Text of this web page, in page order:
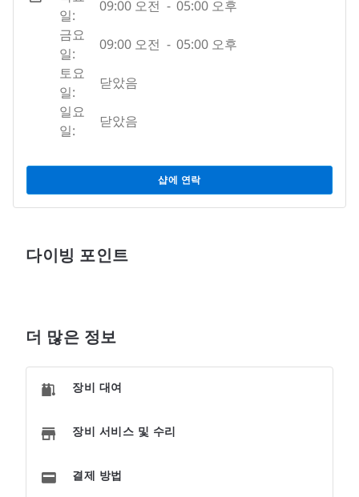
일:
09:00 오전 - 05:00 오후
금요
일:
09:00 오전 - 05:00 오후
토요
일:
닫았음
일요
일:
닫았음
샵에 연락
다이빙 포인트
더 많은 정보
장비 대여
장비 서비스 및 수리
결제 방법